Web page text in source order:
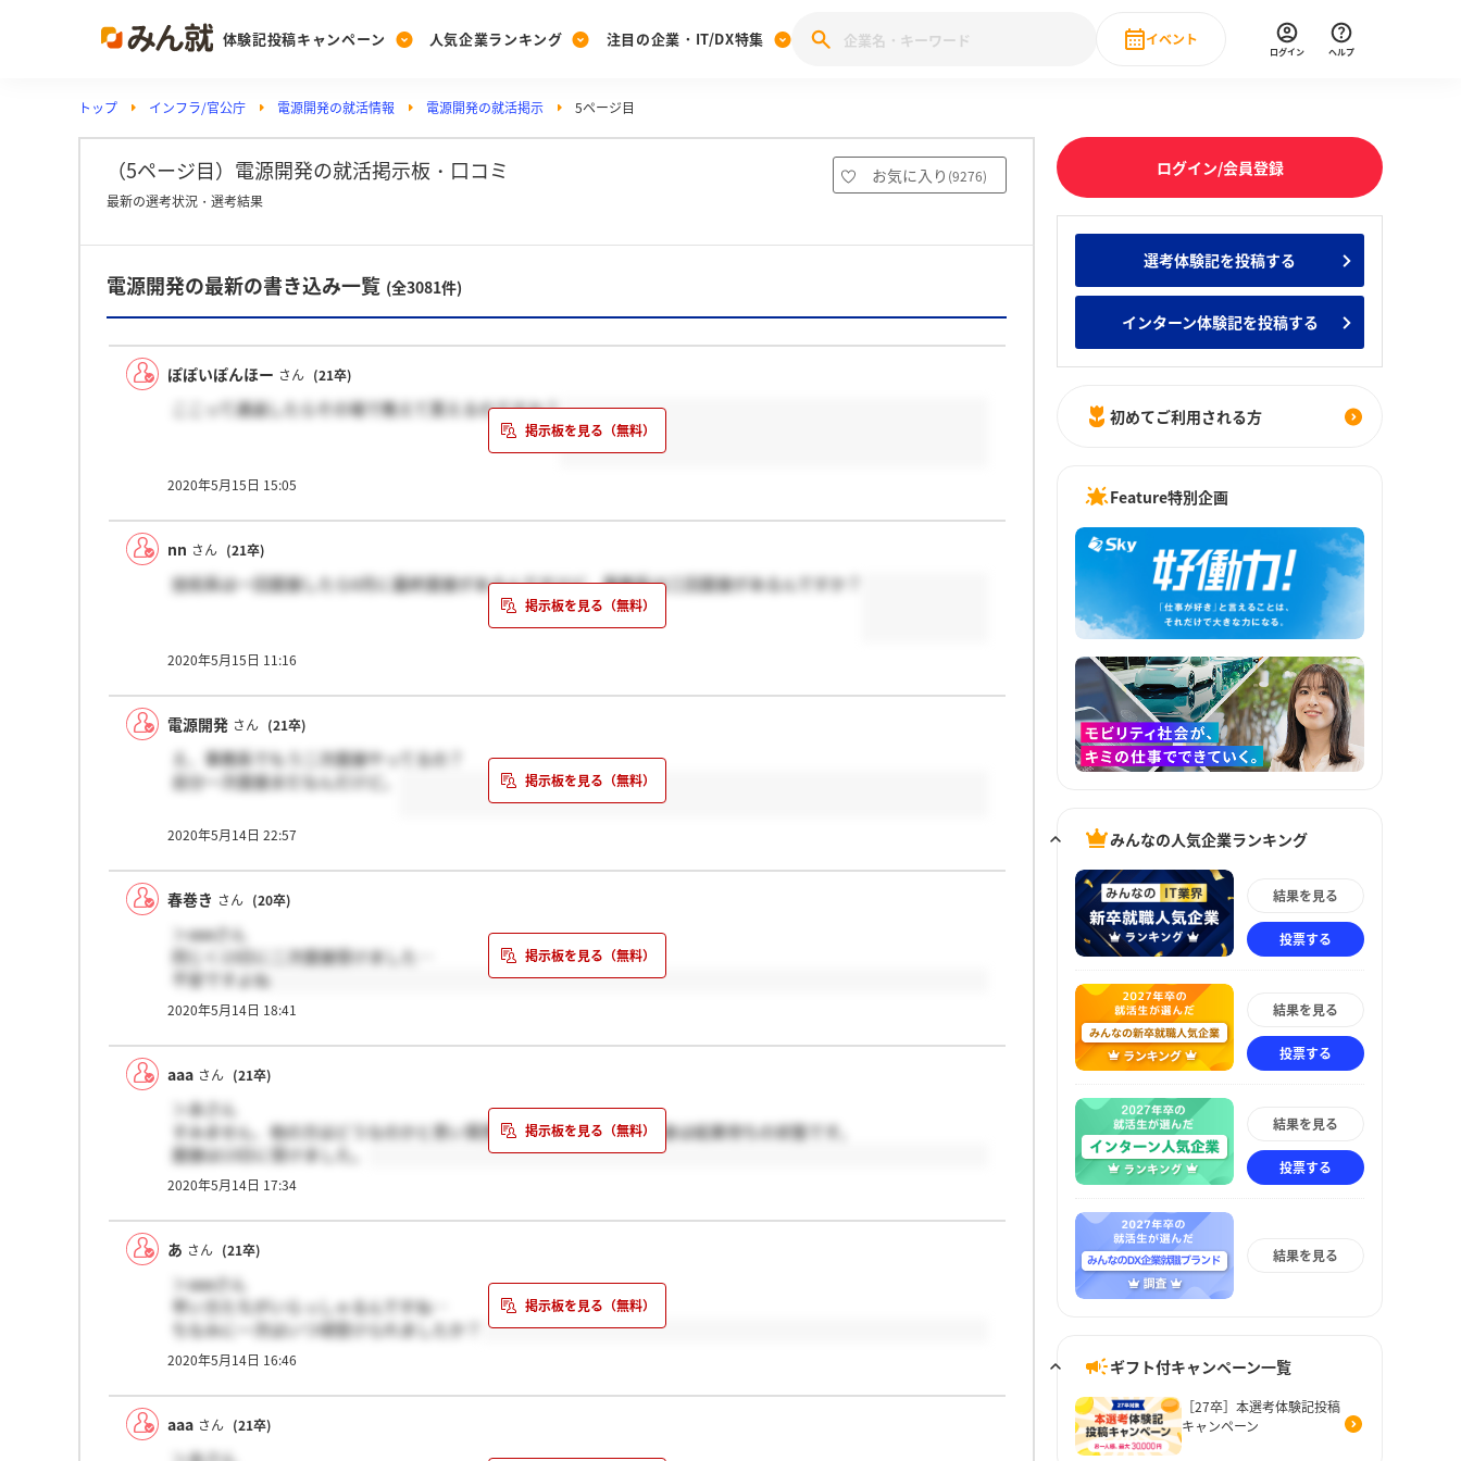
体験記投稿キャンペーン
Post
投稿する
[27卒] 本選考体験記投稿キャンペーン
人気企業ランキング
Ranking
ランキングを見る
Vote
投票する
みんなの新卒就職人気企業ランキング みんなのインターン人気企業ランキ
注目の企業・IT/DX特集
PickUp
注目の企業特集
28卒 IT・DX現場社員インタビュー
動画で知ろう！業界・企業研究
イベント
直近のイベント一覧
ログイン ヘルプ
トップ インフラ/官公庁 電源開発の就活情報 電源開発の就活掲示 5ページ目
（5ページ目）電源開発の就活掲示板・口コミ お気に入り (9276)
最新の選考状況・選考結果
電源開発の最新の書き込み一覧 (全3081件)
ぽぽいぽんほー さん (21卒)
ここって通過したらその場で教えて貰えるのですか？
2020年5月15日 15:05
nn さん (21卒)
技術系は一回面接したら6月に最終面接があるんですけど、事務系は三回面接があるんですか？
2020年5月15日 11:16
電源開発 さん (21卒)
え、事務系でもう二次面接やってるの？
自分一次面接まだなんだけど。
2020年5月14日 22:57
春巻き さん (20卒)
＞aaaさん
同じく13日に二次面接受けました…
不安ですよね
2020年5月14日 18:41
aaa さん (21卒)
＞あさん
すみません、他の方はどうなのかと思い質問しただけなので自分自身は結果待ちの状態です。
面接は13日に受けました。
2020年5月14日 17:34
あ さん (21卒)
＞aaaさん
早い方たちがいらっしゃるんですね…
ちなみに一次はいつ頃受けられましたか？
2020年5月14日 16:46
aaa さん (21卒)
ログイン/会員登録
選考体験記を投稿する
インターン体験記を投稿する
初めてご利用される方
Feature特別企画
みんなの人気企業ランキング
結果を見る
投票する
結果を見る
投票する
結果を見る
投票する
結果を見る
ギフト付キャンペーン一覧
［27卒］本選考体験記投稿
キャンペーン